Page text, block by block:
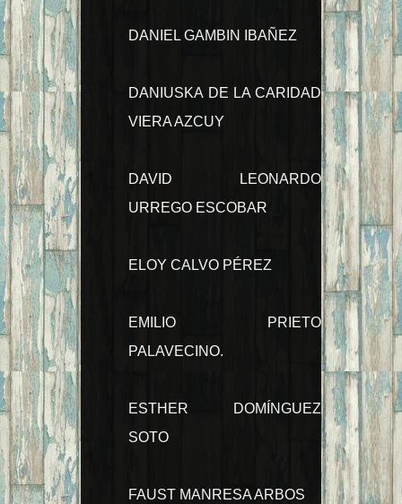
DANIEL GAMBIN IBAÑEZ
DANIUSKA DE LA CARIDAD
VIERA AZCUY
DAVID LEONARDO
URREGO ESCOBAR
ELOY CALVO PÉREZ
EMILIO PRIETO
PALAVECINO.
ESTHER DOMÍNGUEZ
SOTO
FAUST MANRESA ARBOS